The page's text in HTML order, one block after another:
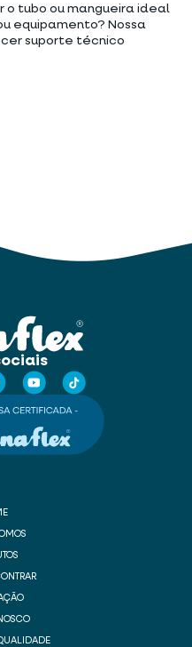
o tubo ou mangueira ideal
equipamento? Nossa
suporte técnico